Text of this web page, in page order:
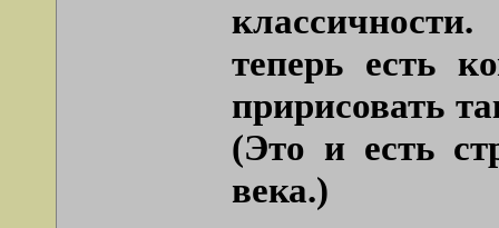
теперь есть
пририсовать
(Это и есть
века.)